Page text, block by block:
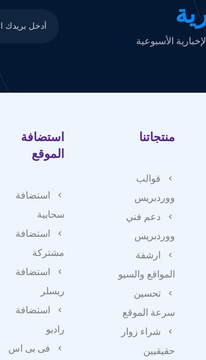
الأسبوعية
منتجاتنا
قوالب
ووردبريس
دعم فني
ووردبريس
ارشفة
المواقع والسيو
تحسين
سرعة الموقع
شراء زوار
حقيقيين
استضافة
الموقع
استضافة
سحابية
استضافة
مشتركة
استضافة
ريسلر
استضافة
راديو
فى بى اس